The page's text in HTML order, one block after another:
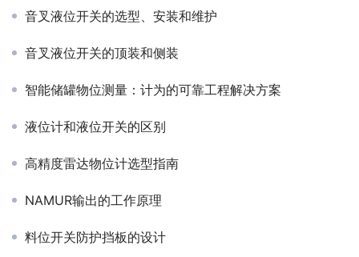
音叉液位开关的选型、安装和维护
音叉液位开关的顶装和侧装
智能储罐物位测量：计为的可靠工程解决方案
液位计和液位开关的区别
高精度雷达物位计选型指南
NAMUR输出的工作原理
料位开关防护挡板的设计